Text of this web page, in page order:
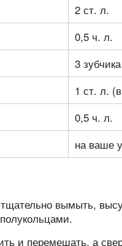
2 ст. л.
0,5 ч. л.
3 зубчика
1 ст. л.
0,5 ч. л.
на ваше
вымыть,
и перемешать, а